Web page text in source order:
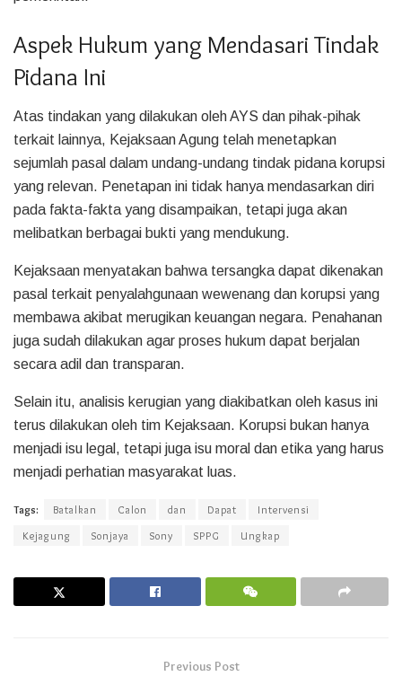
Aspek Hukum yang Mendasari Tindak
Pidana Ini
Atas tindakan yang dilakukan oleh AYS dan pihak-pihak
terkait lainnya, Kejaksaan Agung telah menetapkan
sejumlah pasal dalam undang-undang tindak pidana korupsi
yang relevan. Penetapan ini tidak hanya mendasarkan diri
pada fakta-fakta yang disampaikan, tetapi juga akan
melibatkan berbagai bukti yang mendukung.
Kejaksaan menyatakan bahwa tersangka dapat dikenakan
pasal terkait penyalahgunaan wewenang dan korupsi yang
membawa akibat merugikan keuangan negara. Penahanan
juga sudah dilakukan agar proses hukum dapat berjalan
secara adil dan transparan.
Selain itu, analisis kerugian yang diakibatkan oleh kasus ini
terus dilakukan oleh tim Kejaksaan. Korupsi bukan hanya
menjadi isu legal, tetapi juga isu moral dan etika yang harus
menjadi perhatian masyarakat luas.
Tags: Batalkan Calon dan Dapat
Intervensi
Kejagung
Sonjaya Sony SPPG Ungkap
Previous Post